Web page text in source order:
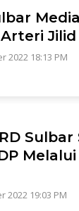
2022 18:13 PM
2022 19:03 PM